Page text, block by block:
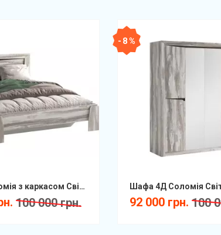
Ліжко Соломія з каркасом Світ Меблів 160х200 двоспальне Знято
100 000 грн.
- 8 %
92 000 грн. 100